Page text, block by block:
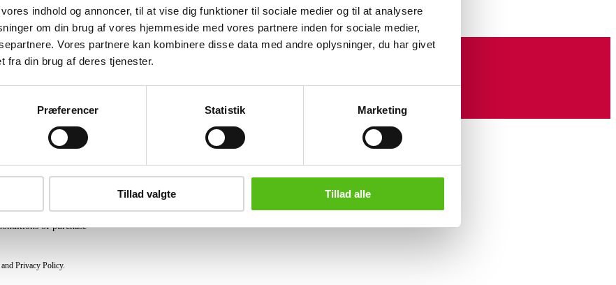
indhold og annoncer, til at vise dig funktioner til sociale medier og til at analysere
om din brug af vores hjemmeside med vores partnere inden for sociale medier,
Vores partnere kan kombinere disse data med andre oplysninger, du har givet
fra din brug af deres tjenester.
Præferencer Statistik Marketing
Tillad valgte Tillad alle
Similar lots
Policy
of purchase
Privacy Policy.